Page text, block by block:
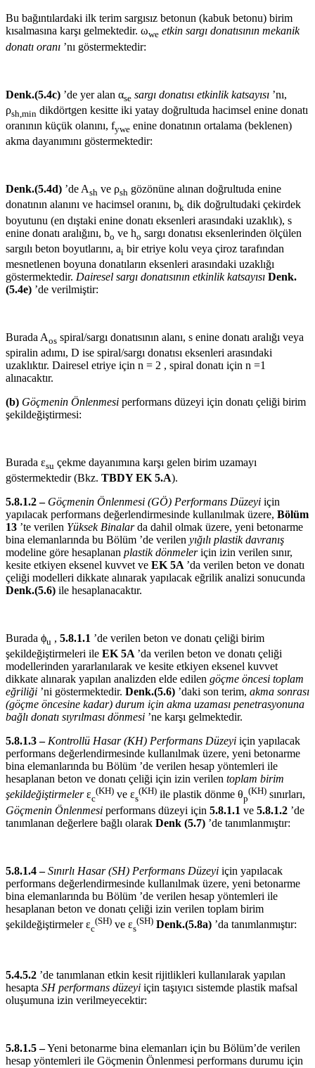
Bu bağıntılardaki ilk terim sargısız betonun (kabuk betonu) birim
kısalmasına karşı gelmektedir. ωwe etkin sargı donatısının mekanik
donatı oranı ’nı göstermektedir:
Denk.(5.4c) ’de yer alan αse sargı donatısı etkinlik katsayısı ’nı,
ρsh,min dikdörtgen kesitte iki yatay doğrultuda hacimsel enine donatı
oranının küçük olanını, fywe enine donatının ortalama (beklenen)
akma dayanımını göstermektedir:
Denk.(5.4d) ’de Ash ve ρsh gözönüne alınan doğrultuda enine
donatının alanını ve hacimsel oranını, bk dik doğrultudaki çekirdek
boyutunu (en dıştaki enine donatı eksenleri arasındaki uzaklık), s
enine donatı aralığını, bo ve ho sargı donatısı eksenlerinden ölçülen
sargılı beton boyutlarını, ai bir etriye kolu veya çiroz tarafından
mesnetlenen boyuna donatıların eksenleri arasındaki uzaklığı
göstermektedir. Dairesel sargı donatısının etkinlik katsayısı Denk.
(5.4e) ’de verilmiştir:
Burada Aos spiral/sargı donatısının alanı, s enine donatı aralığı veya
spiralin adımı, D ise spiral/sargı donatısı eksenleri arasındaki
uzaklıktır. Dairesel etriye için n = 2 , spiral donatı için n =1
alınacaktır.
(b) Göçmenin Önlenmesi performans düzeyi için donatı çeliği birim
şekildeğiştirmesi:
Burada εsu çekme dayanımına karşı gelen birim uzamayı
göstermektedir (Bkz. TBDY EK 5.A).
5.8.1.2 – Göçmenin Önlenmesi (GÖ) Performans Düzeyi için
yapılacak performans değerlendirmesinde kullanılmak üzere, Bölüm
13 ’te verilen Yüksek Binalarda dahil olmak üzere, yeni betonarme
bina elemanlarında bu Bölüm ’de verilen yığılı plastik davranış
modeline göre hesaplanan plastik dönmeleriçin izin verilen sınır,
kesite etkiyen eksenel kuvvet ve EK 5A ’da verilen beton ve donatı
çeliği modelleri dikkate alınarak yapılacak eğrilik analizi sonucunda
Denk.(5.6) ile hesaplanacaktır.
Burada ϕu , 5.8.1.1 ’de verilen beton ve donatı çeliği birim
şekildeğiştirmeleri ile EK 5A ’da verilen beton ve donatı çeliği
modellerinden yararlanılarak ve kesite etkiyen eksenel kuvvet
dikkate alınarak yapılan analizden elde edilen göçme öncesi toplam
eğriliği ’ni göstermektedir. Denk.(5.6) ’daki son terim, akma sonrası
(göçme öncesine kadar) durum için akma uzaması penetrasyonuna
bağlı donatı sıyrılması dönmesi ’ne karşı gelmektedir.
5.8.1.3 – Kontrollü Hasar (KH) Performans Düzeyi için yapılacak
performans değerlendirmesinde kullanılmak üzere, yeni betonarme
bina elemanlarında bu Bölüm ’de verilen hesap yöntemleri ile
hesaplanan beton ve donatı çeliği için izin verilen toplam birim
şekildeğiştirmelerεc
(KH) ve εs
(KH) ile plastik dönme θp
(KH) sınırları,
Göçmenin Önlenmesi performans düzeyi için 5.8.1.1 ve 5.8.1.2 ’de
tanımlanan değerlere bağlı olarak Denk (5.7) ’de tanımlanmıştır:
5.8.1.4 – Sınırlı Hasar (SH) Performans Düzeyi için yapılacak
performans değerlendirmesinde kullanılmak üzere, yeni betonarme
bina elemanlarında bu Bölüm ’de verilen hesap yöntemleri ile
hesaplanan beton ve donatı çeliği izin verilen toplam birim
şekildeğiştirmeler εc
(SH) ve εs
(SH) Denk.(5.8a) ’da tanımlanmıştır:
5.4.5.2 ’de tanımlanan etkin kesit rijitlikleri kullanılarak yapılan
hesapta SH performans düzeyi için taşıyıcı sistemde plastik mafsal
oluşumuna izin verilmeyecektir:
5.8.1.5 –Yeni betonarme bina elemanları için bu Bölüm’de verilen
hesap yöntemleri ile Göçmenin Önlenmesi performans durumu için